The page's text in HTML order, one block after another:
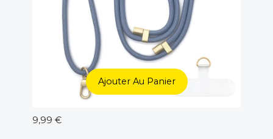
Ajouter Au Panier
9,99 €